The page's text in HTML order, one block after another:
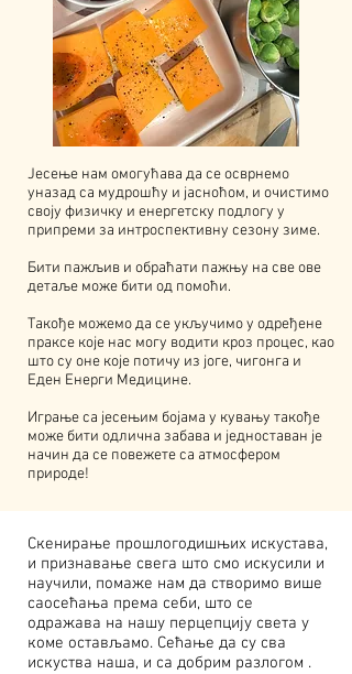
Јесење нам омогућава да се осврнемо
уназад са мудрошћу и јасноћом, и очистимо
своју физичку и енергетску подлогу у
припреми за интроспективну сезону зиме.
Бити пажљив и обраћати пажњу на све ове
детаље може бити од помоћи.
Такође можемо да се укључимо у одређене
праксе које нас могу водити кроз процес, као
што су оне које потичу из јоге, чигонга и
Еден Енерги Медицине.
Играње са јесењим бојама у кувању такође
може бити одлична забава и једноставан је
начин да се повежете са атмосфером
природе!
Скенирање прошлогодишњих искустава,
и признавање свега што смо искусили и
научили, помаже нам да створимо више
саосећања према себи, што се
одражава на нашу перцепцију света у
коме остављамо. Сећање да су сва
искуства наша, и са добрим разлогом .